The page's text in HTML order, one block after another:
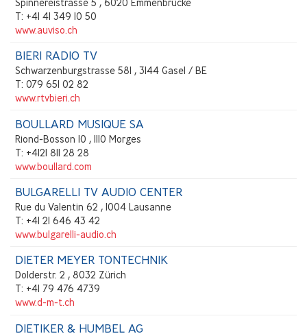
T: +41 41 349 10 50
www.auviso.ch
BIERI RADIO TV
Schwarzenburgstrasse 581 , 3144 Gasel / BE
T: 079 651 02 82
www.rtvbieri.ch
BOULLARD MUSIQUE SA
Riond-Bosson 10 , 1110 Morges
T: +4121 811 28 28
www.boullard.com
BULGARELLI TV AUDIO CENTER
Rue du Valentin 62 , 1004 Lausanne
T: +41 21 646 43 42
www.bulgarelli-audio.ch
DIETER MEYER TONTECHNIK
Dolderstr. 2 , 8032 Zürich
T: +41 79 476 4739
www.d-m-t.ch
DIETIKER & HUMBEL AG